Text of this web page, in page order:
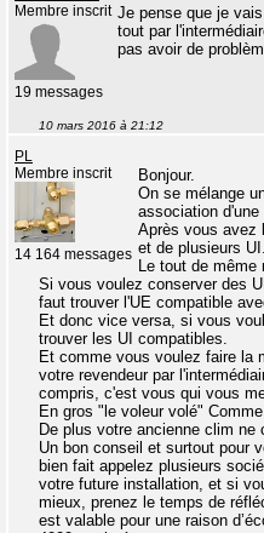
Membre inscrit
19 messages
Je pense que je
tout par
pas avoir de
10 mars 2016 à 21:12
PL
Membre inscrit
14 164 messages
Bonjour.
On se mélange
association
Après vous avez
et de plusieurs
Le tout de même
Si vous voulez conserver des
faut trouver l'UE compatible
Et donc vice versa, si vous
trouver les UI compatibles.
Et comme vous voulez faire la
votre revendeur par
compris, c'est vous qui vous
En gros "le voleur volé"
De plus votre ancienne clim ne
Un bon conseil et surtout pour
bien fait appelez plusieurs
votre future installation, et si
mieux, prenez le temps de
est valable pour une raison